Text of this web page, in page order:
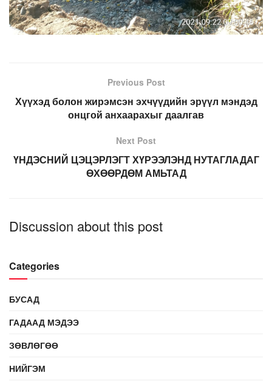
Previous Post
Хүүхэд болон жирэмсэн эхчүүдийн эрүүл мэндэд
онцгой анхаарахыг даалгав
Next Post
ҮНДЭСНИЙ ЦЭЦЭРЛЭГТ ХҮРЭЭЛЭНД НУТАГЛАДАГ
ӨХӨӨРДӨМ АМЬТАД
Discussion about this post
Categories
БУСАД
ГАДААД МЭДЭЭ
ЗӨВЛӨГӨӨ
НИЙГЭМ